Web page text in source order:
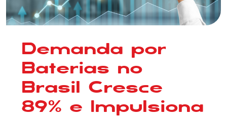
Demanda por
Baterias no
Brasil Cresce
89% e Impulsiona